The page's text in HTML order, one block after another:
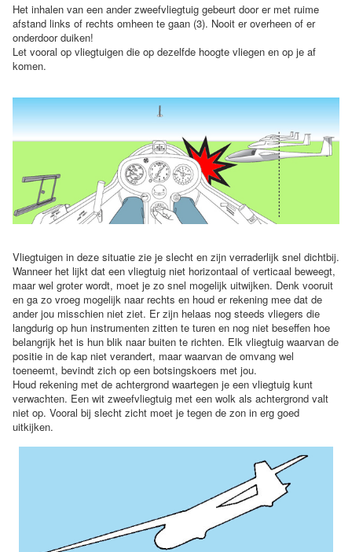
Het inhalen van een ander zweefvliegtuig gebeurt door er met ruime
afstand links of rechts omheen te gaan (3). Nooit er overheen of er
onderdoor duiken!
Let vooral op vliegtuigen die op dezelfde hoogte vliegen en op je af
komen.
Vliegtuigen in deze situatie zie je slecht en zijn verraderlijk snel dichtbij.
Wanneer het lijkt dat een vliegtuig niet horizontaal of verticaal beweegt,
maar wel groter wordt, moet je zo snel mogelijk uitwijken. Denk vooruit
en ga zo vroeg mogelijk naar rechts en houd er rekening mee dat de
ander jou misschien niet ziet. Er zijn helaas nog steeds vliegers die
langdurig op hun instrumenten zitten te turen en nog niet beseffen hoe
belangrijk het is hun blik naar buiten te richten. Elk vliegtuig waarvan de
positie in de kap niet verandert, maar waarvan de omvang wel
toeneemt, bevindt zich op een botsingskoers met jou.
Houd rekening met de achtergrond waartegen je een vliegtuig kunt
verwachten. Een wit zweefvliegtuig met een wolk als achtergrond valt
niet op. Vooral bij slecht zicht moet je tegen de zon in erg goed
uitkijken.